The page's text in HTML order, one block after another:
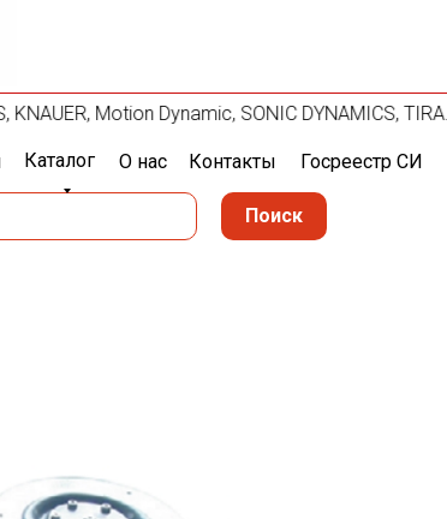
Motion Dynamic, SONIC DYNAMICS, TIRA.
Каталог О нас Контакты Госреестр СИ
Поиск